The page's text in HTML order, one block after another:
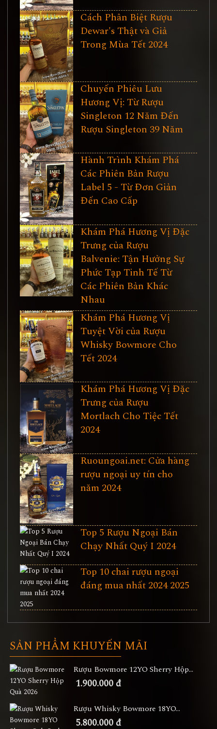
Cách Phân Biệt Rượu
Dewar's Thật và Giả
Trong Mùa Tết 2024
Chuyến Phiêu Lưu
Hương Vị: Từ Rượu
Singleton 12 Năm Đến
Rượu Singleton 39 Năm
Hành Trình Khám Phá
Các Phiên Bản Rượu
Label 5 - Từ Đơn Giản
Đến Cao Cấp
Khám Phá Hương Vị Đặc
Trưng của Rượu
Balvenie: Tận Hưởng Sự
Phức Tạp Tinh Tế Từ
Các Phiên Bản Khác
Nhau
Khám Phá Hương Vị
Tuyệt Vời của Rượu
Whisky Bowmore Cho
Tết 2024
Khám Phá Hương Vị Đặc
Trưng của Rượu
Mortlach Cho Tiệc Tết
2024
Ruoungoai.net: Cửa hàng
rượu ngoại uy tín cho
năm 2024
Top 5 Rượu Ngoại Bán
Chạy Nhất Quý I 2024
Top 10 chai rượu ngoại
đáng mua nhất 2024 2025
SẢN PHẨM KHUYẾN MÃI
Rượu Bowmore 12YO Sherry Hộp...
1.900.000 đ
Rượu Whisky Bowmore 18YO...
5.800.000 đ